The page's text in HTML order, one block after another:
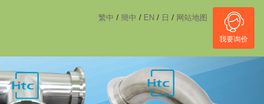
繁中 / 簡中 / EN / 日 / 网站地图
我要询价